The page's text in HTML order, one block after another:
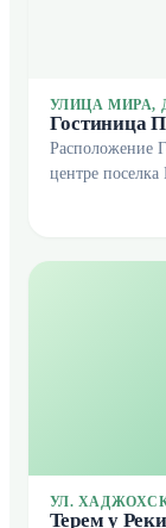
УЛИЦА МИРА,
Гостиница
Расположение
центре
УЛ.
Терем у Реки